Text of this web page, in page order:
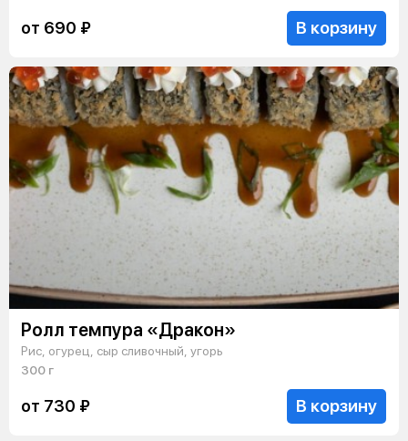
от 690 ₽ В корзину
Ролл темпура «Дракон»
Рис, огурец, сыр сливочный, угорь
300 г
от 730 ₽ В корзину